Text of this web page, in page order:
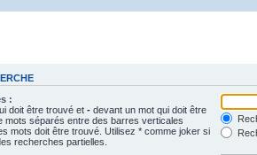
:
doit être trouvé et - devant un mot qui doit être
mots séparés entre des barres verticales
mots doit être trouvé. Utilisez * comme joker si
recherches partielles.